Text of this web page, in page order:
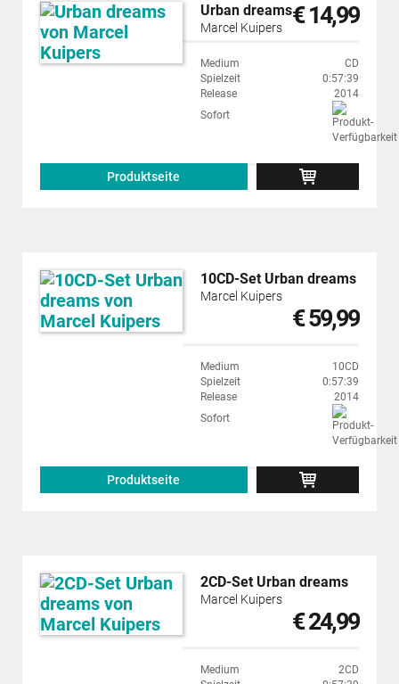
Urban dreams
Marcel Kuipers € 14,99
Medium
CD
Spielzeit
0:57:39
Release
2014
Sofort
Produktseite
10CD-Set Urban dreams
Marcel Kuipers
€ 59,99
Medium
10CD
Spielzeit
0:57:39
Release
2014
Sofort
Produktseite
2CD-Set Urban dreams
Marcel Kuipers
€ 24,99
Medium
2CD